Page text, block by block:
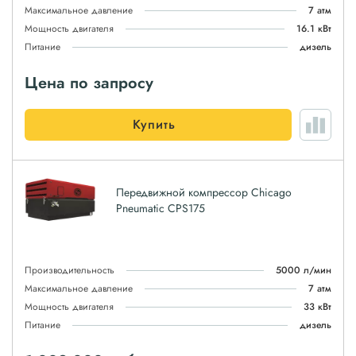
Максимальное давление
7 атм
Мощность двигателя
16.1 кВт
Питание
дизель
Цена по запросу
Купить
Передвижной компрессор Chicago
Pneumatic CPS175
Производительность
5000 л/мин
Максимальное давление
7 атм
Мощность двигателя
33 кВт
Питание
дизель